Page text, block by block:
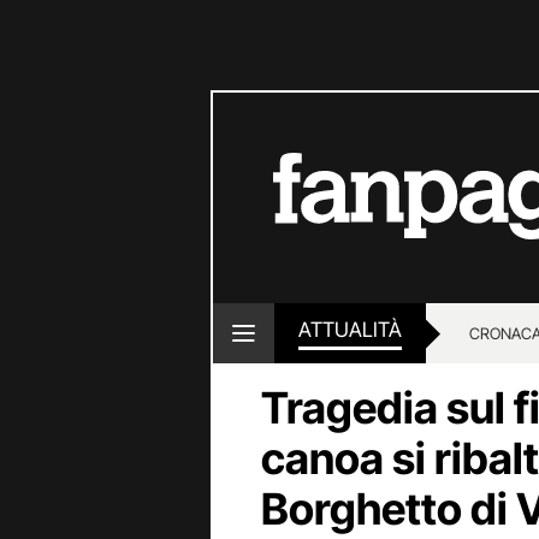
ATTUALITÀ
LOTTO E
Tragedia sul
canoa si
Borghetto di